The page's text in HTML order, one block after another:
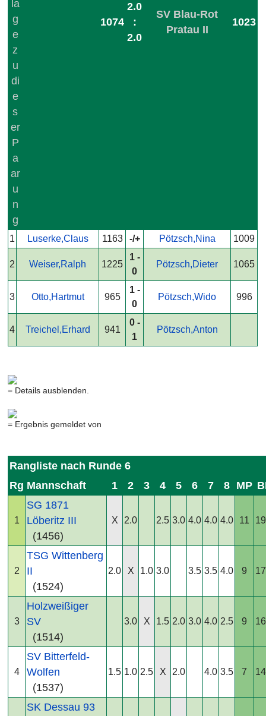
1074
2.0
:
2.0
SV Blau-Rot
Pratau II
1023
1 Luserke,Claus 1163 -/+ Pötzsch,Nina 1009
2 Weiser,Ralph 1225
1 -
0
Pötzsch,Dieter 1065
3 Otto,Hartmut 965
1 -
0
Pötzsch,Wido 996
4 Treichel,Erhard 941
0 -
1
Pötzsch,Anton
= Details ausblenden.
= Ergebnis gemeldet von
Rangliste nach Runde 6
Rg Mannschaft 1 2 3 4 5 6 7 8 MP
1
SG 1871
Löberitz III
(1456)
X 2.0 2.5 3.0 4.0 4.0 4.0 11
2
TSG Wittenberg
II
(1524)
2.0 X 1.0 3.0 3.5 3.5 4.0 9
3
Holzweißiger
SV
(1514)
3.0 X 1.5 2.0 3.0 4.0 2.5 9
4
SV Bitterfeld-
Wolfen
(1537)
1.5 1.0 2.5 X 2.0 4.0 3.5 7
SK Dessau 93